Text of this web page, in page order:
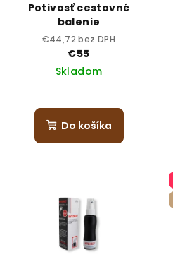
Potivosť cestovné
balenie
€44,72 bez DPH
€55
Skladom
Do košíka